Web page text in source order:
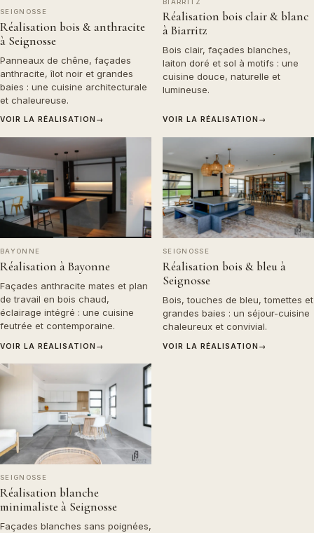
SEIGNOSSE
Réalisation bois & anthracite
à Seignosse
Panneaux de chêne, façades
anthracite, îlot noir et grandes
baies : une cuisine architecturale
et chaleureuse.
VOIR LA RÉALISATION →
Réalisation bois clair & blanc
à Biarritz
Bois clair, façades blanches,
laiton doré et sol à motifs : une
cuisine douce, naturelle et
lumineuse.
VOIR LA RÉALISATION →
BAYONNE
Réalisation à Bayonne
Façades anthracite mates et plan
de travail en bois chaud,
éclairage intégré : une cuisine
feutrée et contemporaine.
VOIR LA RÉALISATION →
SEIGNOSSE
Réalisation bois & bleu à
Seignosse
Bois, touches de bleu, tomettes et
grandes baies : un séjour-cuisine
chaleureux et convivial.
VOIR LA RÉALISATION →
SEIGNOSSE
Réalisation blanche
minimaliste à Seignosse
Façades blanches sans poignées,